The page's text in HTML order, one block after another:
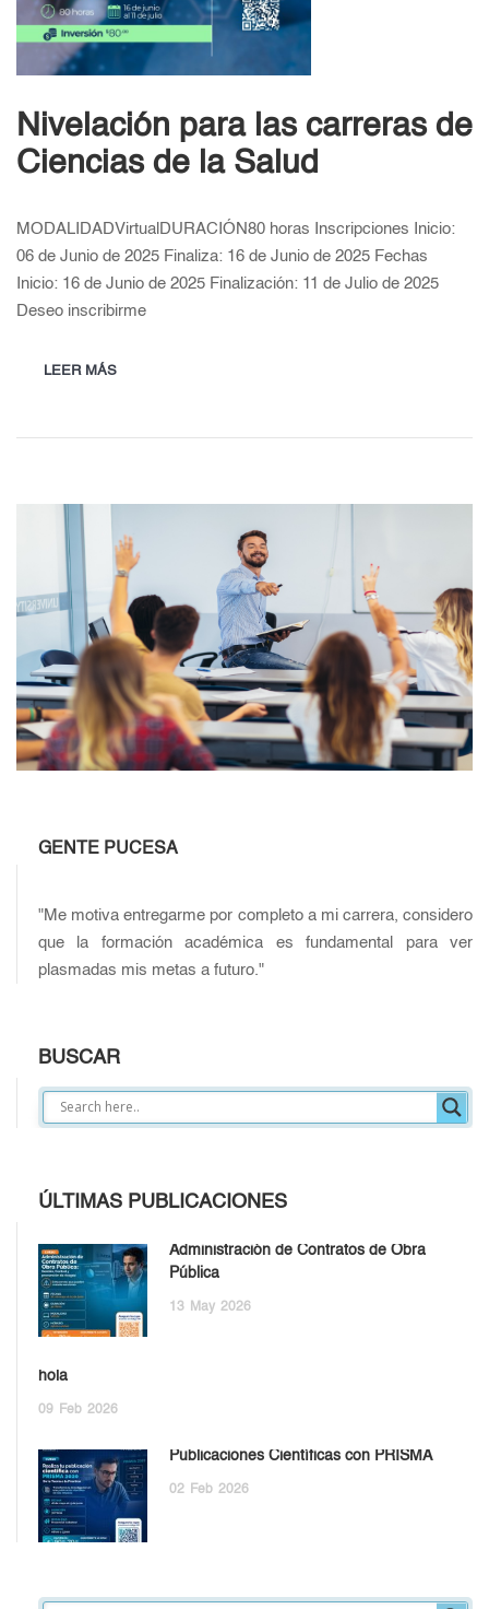
Nivelación para las carreras de
Ciencias de la Salud
MODALIDADVirtualDURACIÓN80 horas Inscripciones Inicio:
06 de Junio de 2025 Finaliza: 16 de Junio de 2025 Fechas
Inicio: 16 de Junio de 2025 Finalización: 11 de Julio de 2025
Deseo inscribirme
LEER MÁS
GENTE PUCESA
"Me motiva entregarme por completo a mi carrera, considero
que la formación académica es fundamental para ver
plasmadas mis metas a futuro."
BUSCAR
ÚLTIMAS PUBLICACIONES
Administración de Contratos de Obra
Pública
13 May 2026
hola
09 Feb 2026
Publicaciones Científicas con PRISMA
02 Feb 2026